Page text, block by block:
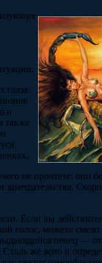
глаза.
и
также
не прочтете; они
Если вы
голос, можете
певец —
же ясно и